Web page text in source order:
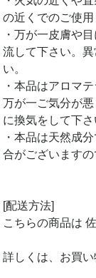
の近くでのご使用
・万が一皮膚や
流して下さい。
い。
・本品はアロマ
万が一ご気分が
に換気をして下さ
・本品は天然成
合がございますの
[配送方法]
こちらの商品は
詳しくは、お買い